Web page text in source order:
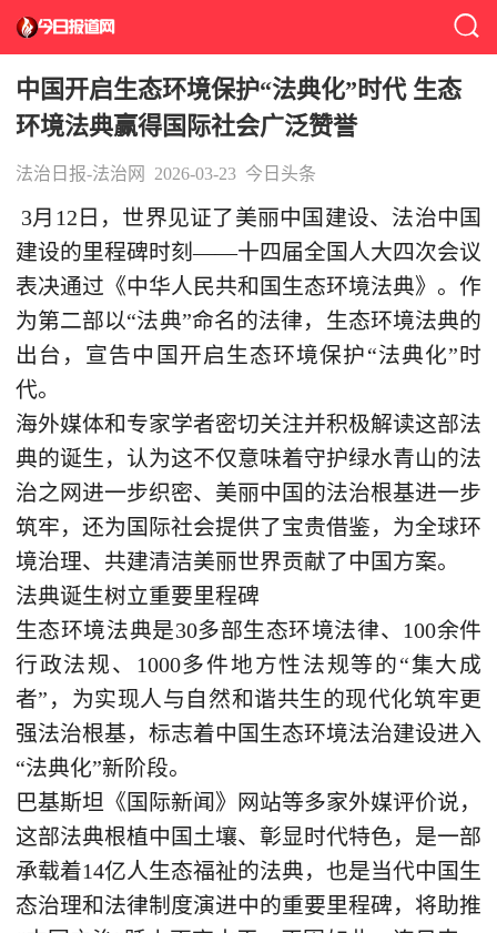
中国开启生态环境保护“法典化”时代 生态
环境法典赢得国际社会广泛赞誉
法治日报-法治网 2026-03-23 今日头条
3月12日，世界见证了美丽中国建设、法治中国
建设的里程碑时刻——十四届全国人大四次会议
表决通过《中华人民共和国生态环境法典》。作
为第二部以“法典”命名的法律，生态环境法典的
出台，宣告中国开启生态环境保护“法典化”时
代。
海外媒体和专家学者密切关注并积极解读这部法
典的诞生，认为这不仅意味着守护绿水青山的法
治之网进一步织密、美丽中国的法治根基进一步
筑牢，还为国际社会提供了宝贵借鉴，为全球环
境治理、共建清洁美丽世界贡献了中国方案。
法典诞生树立重要里程碑
生态环境法典是30多部生态环境法律、100余件
行政法规、1000多件地方性法规等的“集大成
者”，为实现人与自然和谐共生的现代化筑牢更
强法治根基，标志着中国生态环境法治建设进入
“法典化”新阶段。
巴基斯坦《国际新闻》网站等多家外媒评价说，
这部法典根植中国土壤、彰显时代特色，是一部
承载着14亿人生态福祉的法典，也是当代中国生
态治理和法律制度演进中的重要里程碑，将助推